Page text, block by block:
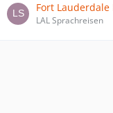
Fort
LAL Sprachreisen